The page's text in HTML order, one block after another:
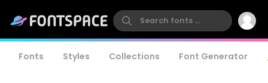
Fonts Styles Collections Font Generator